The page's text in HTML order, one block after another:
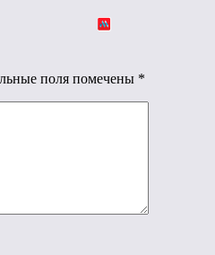
поля помечены *